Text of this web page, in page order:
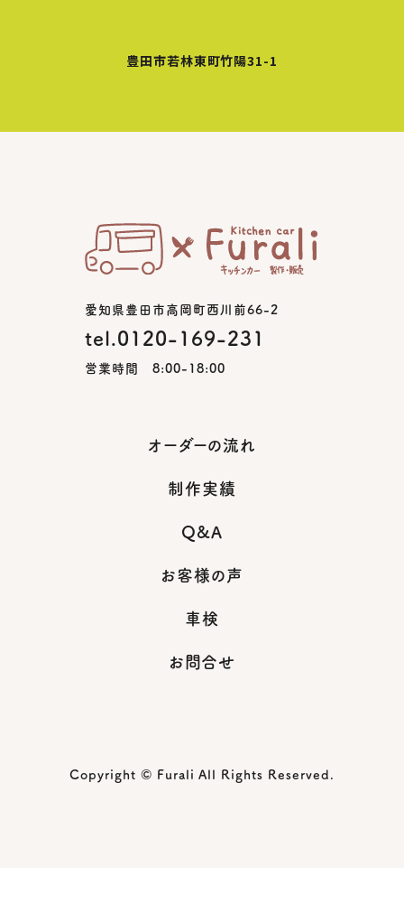
豊田市若林東町竹陽31-1
愛知県豊田市高岡町西川前66-2
tel.0120-169-231
営業時間 8:00-18:00
オーダーの流れ
制作実績
Q&A
お客様の声
車検
お問合せ
Copyright © Furali All Rights Reserved.